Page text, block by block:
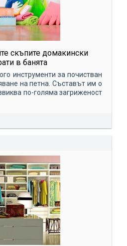
скъпите домакински
в банята
инструменти за почистван
на петна. Съставът им о
по-голяма загриженост